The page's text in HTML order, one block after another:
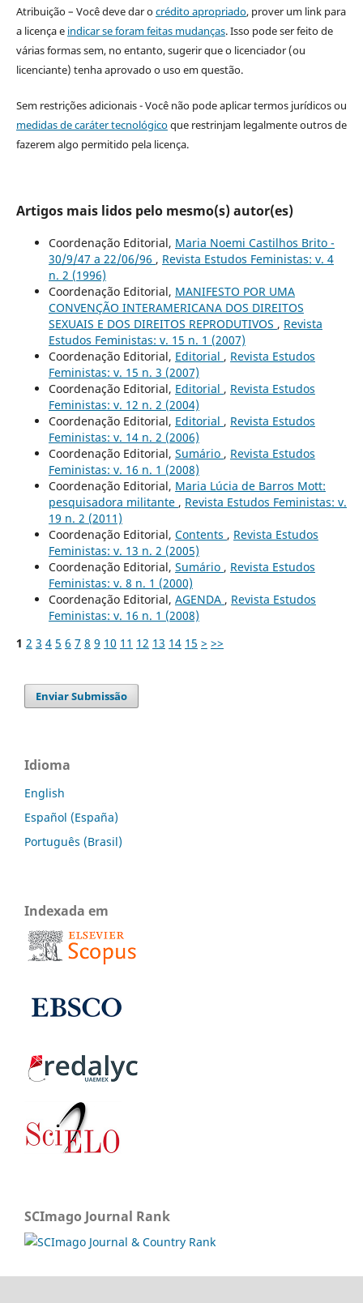
Atribuição – Você deve dar ocrédito apropriado, prover um link para
a licença e indicar se foram feitas mudanças. Isso pode ser feito de
várias formas sem, no entanto, sugerir que o licenciador (ou
licenciante) tenha aprovado o uso em questão.
Sem restrições adicionais - Você não pode aplicar termos jurídicos ou
medidas de caráter tecnológicoque restrinjam legalmente outros de
fazerem algo permitido pela licença.
Artigos mais lidos pelo mesmo(s) autor(es)
Coordenação Editorial, Maria Noemi Castilhos Brito -
30/9/47 a 22/06/96 , Revista Estudos Feministas: v. 4
n. 2 (1996)
Coordenação Editorial, MANIFESTO POR UMA
CONVENÇÃO INTERAMERICANA DOS DIREITOS
SEXUAIS E DOS DIREITOS REPRODUTIVOS , Revista
Estudos Feministas: v. 15 n. 1 (2007)
Coordenação Editorial, Editorial , Revista Estudos
Feministas: v. 15 n. 3 (2007)
Coordenação Editorial, Editorial , Revista Estudos
Feministas: v. 12 n. 2 (2004)
Coordenação Editorial, Editorial , Revista Estudos
Feministas: v. 14 n. 2 (2006)
Coordenação Editorial, Sumário , Revista Estudos
Feministas: v. 16 n. 1 (2008)
Coordenação Editorial, Maria Lúcia de Barros Mott:
pesquisadora militante , Revista Estudos Feministas: v.
19 n. 2 (2011)
Coordenação Editorial, Contents , Revista Estudos
Feministas: v. 13 n. 2 (2005)
Coordenação Editorial, Sumário , Revista Estudos
Feministas: v. 8 n. 1 (2000)
Coordenação Editorial, AGENDA , Revista Estudos
Feministas: v. 16 n. 1 (2008)
1 2 3 4 5 6 7 8 9 10 11 12 13 14 15 > >>
Enviar Submissão
Idioma
English
Español (España)
Português (Brasil)
Indexada em
SCImago Journal Rank